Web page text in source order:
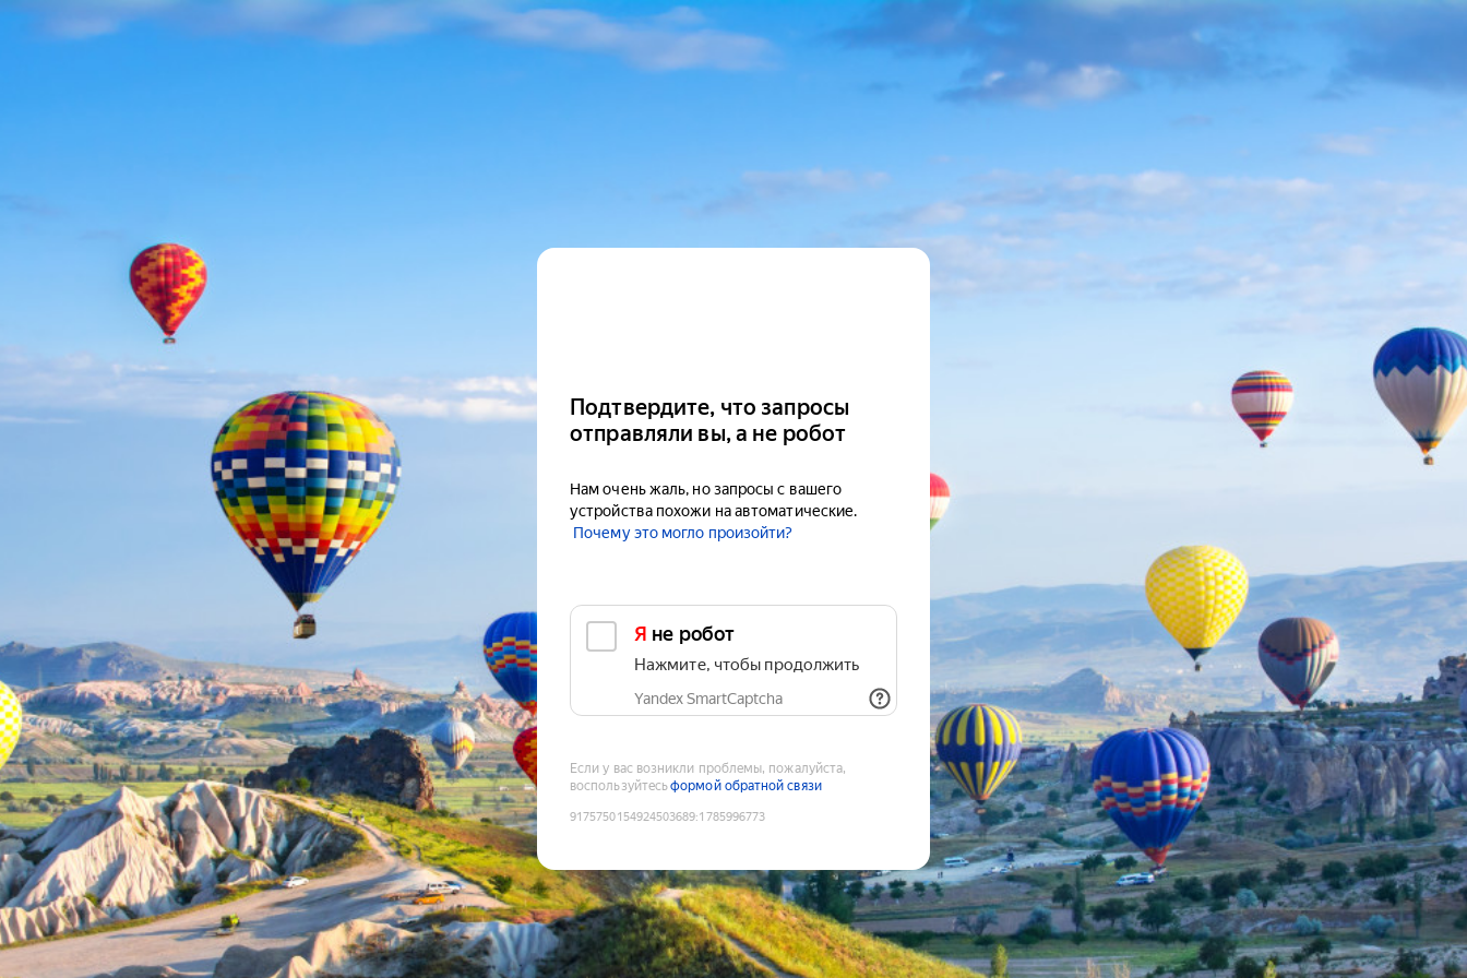
Подтвердите, что запросы
отправляли вы, а не робот
Нам очень жаль, но запросы с вашего
устройства похожи на автоматические.
Почему это могло произойти?
Я не робот
Нажмите, чтобы продолжить
Yandex SmartCaptcha
Если у вас возникли проблемы, пожалуйста,
воспользуйтесьформой обратной связи
9175750154924503689:1785996773